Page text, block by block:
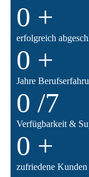
0 +
erfolgreich
0 +
Jahre
0 /7
Verfügbarkeit &
0 +
zufriedene Kunden